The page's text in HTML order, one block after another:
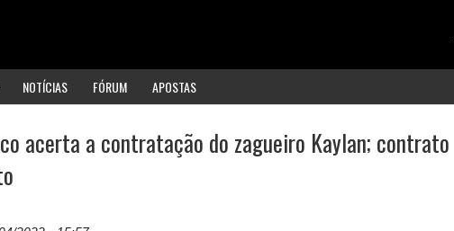
NOTÍCIAS FÓRUM APOSTAS
acerta a contratação do zagueiro Kaylan; contrato